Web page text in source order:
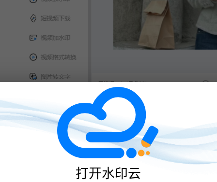
水印云是一款图片编辑软件，它提供了
多种去除多余人物的工具。首先，打开
水印云软件并选择“图片去水印”导入你
想要处理的照片。接着你可以通过简单
打开水印云